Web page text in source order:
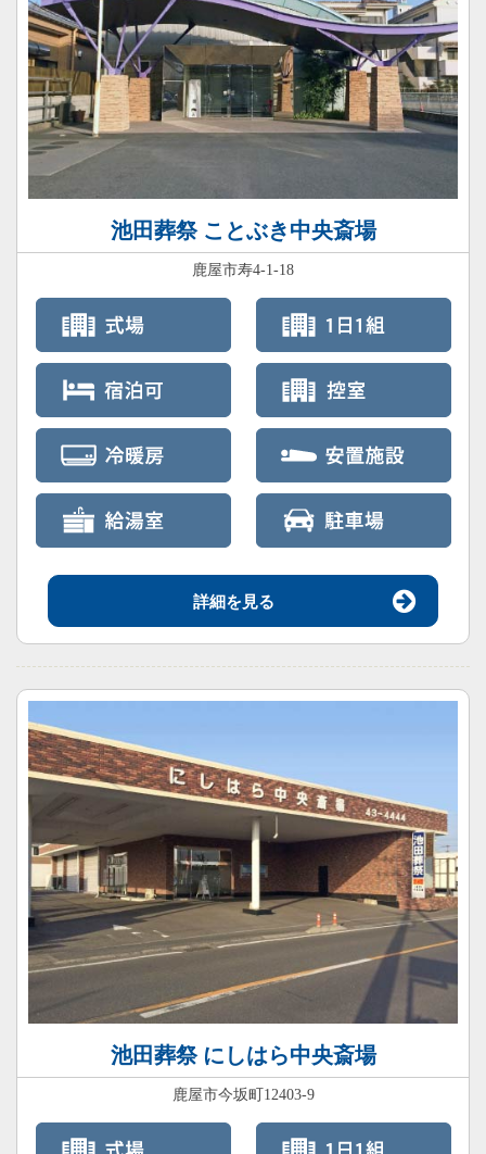
池田葬祭 ことぶき中央斎場
鹿屋市寿4-1-18
詳細を見る
池田葬祭 にしはら中央斎場
鹿屋市今坂町12403-9